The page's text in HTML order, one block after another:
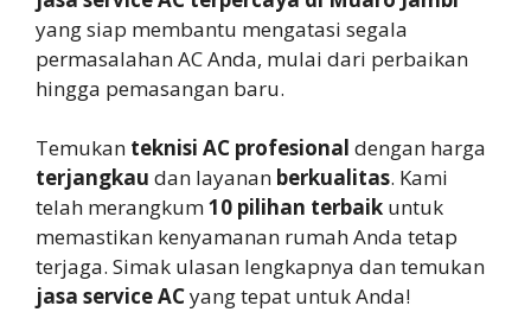
yang siap membantu mengatasi segala
permasalahan AC Anda, mulai dari perbaikan
hingga pemasangan baru.
Temukan teknisi AC profesional dengan harga
terjangkau dan layanan berkualitas. Kami
telah merangkum10 pilihan terbaik untuk
memastikan kenyamanan rumah Anda tetap
terjaga. Simak ulasan lengkapnya dan temukan
jasa service ACyang tepat untuk Anda!